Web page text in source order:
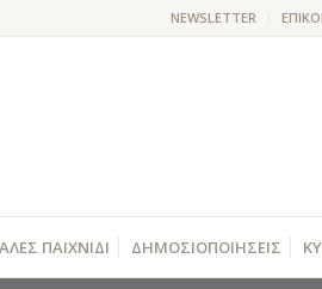
NEWSLETTER
ΠΑΙΧΝΙΔΙ ΔΗΜΟΣΙΟΠΟΙΗΣΕΙΣ